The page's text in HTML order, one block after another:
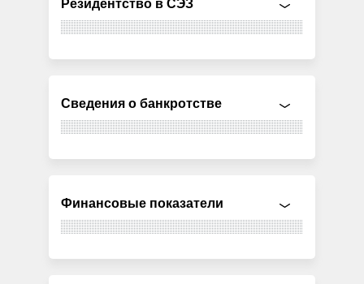
Резидентство в СЭЗ
Сведения о банкротстве
Финансовые показатели